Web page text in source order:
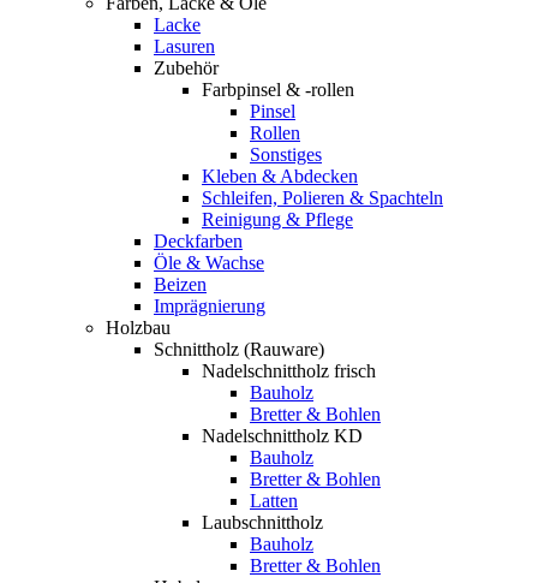
Lacke
Lasuren
Zubehör
Farbpinsel & -rollen
Pinsel
Rollen
Sonstiges
Kleben & Abdecken
Schleifen, Polieren & Spachteln
Reinigung & Pflege
Deckfarben
Öle & Wachse
Beizen
Imprägnierung
Holzbau
Schnittholz (Rauware)
Nadelschnittholz frisch
Bauholz
Bretter & Bohlen
Nadelschnittholz KD
Bauholz
Bretter & Bohlen
Latten
Laubschnittholz
Bauholz
Bretter & Bohlen